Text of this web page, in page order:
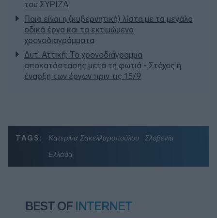
του ΣΥΡΙΖΑ
Ποια είναι η (κυβερνητική) λίστα με τα μεγάλα
οδικά έργα και τα εκτιμώμενα
χρονοδιαγράμματα
Δυτ. Αττική: Το χρονοδιάγραμμα
αποκατάστασης μετά τη φωτιά - Στόχος η
έναρξη των έργων πριν τις 15/9
TAGS: Κατερίνα Σακελλαροπούλου
Σλοβενία
Ελλάδα
BEST OF INTERNET